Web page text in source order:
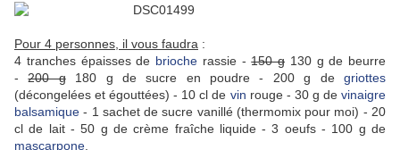
Pour 4 personnes, il vous faudra :
4 tranches épaisses de brioche rassie -150 g 130 g de beurre
-200 g180 g de sucre en poudre - 200 g degriottes
(décongelées et égouttées) - 10 cl de vin rouge - 30 g devinaigre
balsamique - 1 sachet de sucre vanillé (thermomix pour moi) - 20
cl de lait - 50 g de crème fraîche liquide - 3 oeufs - 100 g de
mascarpone